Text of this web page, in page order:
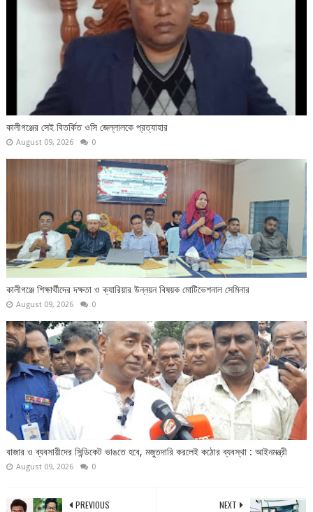
কালীগঞ্জের সেই বিতর্কিত ওসি জেল্লালকে প্রত্যাহার
August 09, 2026 0
কালীগঞ্জে শিক্ষার্থীদের দক্ষতা ও ক্যারিয়ার উন্নয়ন বিষয়ক মোটিভেশনাল সেমিনার
August 09, 2026 0
বাজার ও ব্যবসায়ীদের সিন্ডিকেট ভাঙতে হবে, মজুতদারি করলেই কঠোর ব্যবস্থা : আইনমন্ত্রী
August 09, 2026 0
NEXT
PREVIOUS